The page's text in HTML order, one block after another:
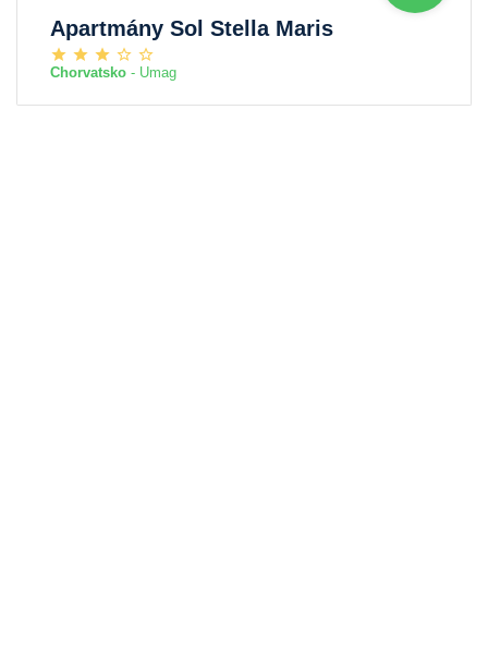
Apartmány Sol Stella Maris
Chorvatsko - Umag